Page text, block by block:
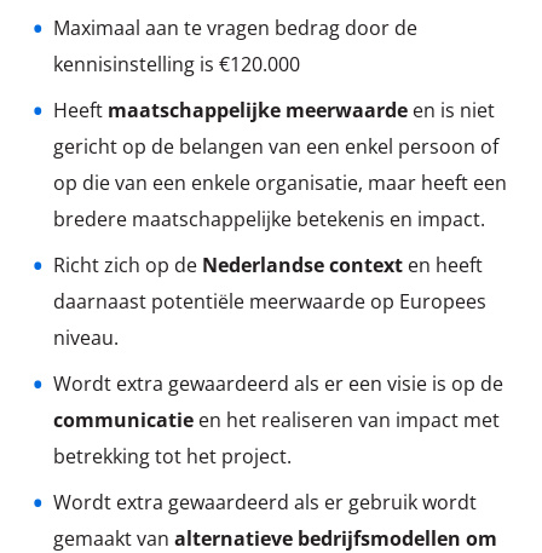
Maximaal aan te vragen bedrag door de
kennisinstelling is €120.000
Heeft maatschappelijke meerwaarde en is niet
gericht op de belangen van een enkel persoon of
op die van een enkele organisatie, maar heeft een
bredere maatschappelijke betekenis en impact.
Richt zich op de Nederlandse context en heeft
daarnaast potentiële meerwaarde op Europees
niveau.
Wordt extra gewaardeerd als er een visie is op de
communicatie en het realiseren van impact met
betrekking tot het project.
Wordt extra gewaardeerd als er gebruik wordt
gemaakt van alternatieve bedrijfsmodellen om